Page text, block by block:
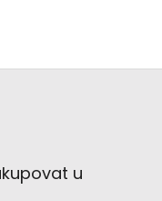
u